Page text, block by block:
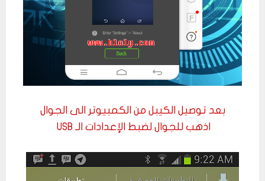
بعد توصيل الكيبل من الكمبيوتر الى الجوال
اذهب للجوال لضبط الإعدادات الـ USB